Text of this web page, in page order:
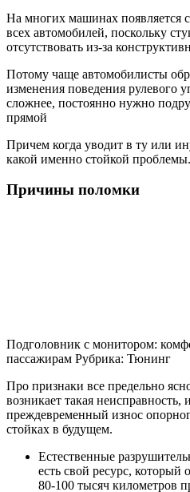
На многих машинах появляется
всех автомобилей, поскольку
отсутствовать из-за
Потому чаще автомобилисты
изменения поведения рулевого
сложнее, постоянно нужно
прямой
Причем когда уводит в ту или
какой именно стойкой проблемы.
Причины поломки
Подголовник с монитором:
пассажирам Рубрика: Тюнинг
Про признаки все предельно
возникает такая неисправность,
преждевременный износ
стойках в будущем.
Естественные
есть свой ресурс, который
80-100 тысяч километров